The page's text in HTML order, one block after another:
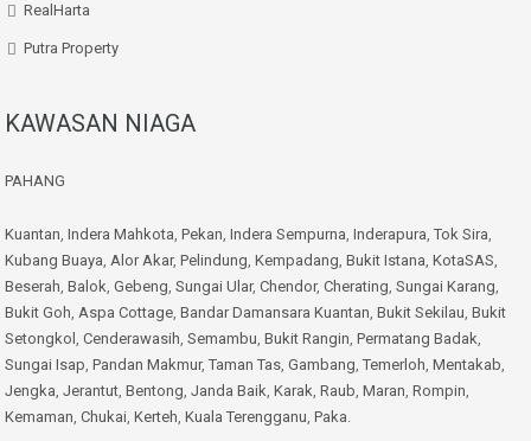
RealHarta
Putra Property
KAWASAN NIAGA
PAHANG
Kuantan, Indera Mahkota, Pekan, Indera Sempurna, Inderapura, Tok Sira,
Kubang Buaya, Alor Akar, Pelindung, Kempadang, Bukit Istana, KotaSAS,
Beserah, Balok, Gebeng, Sungai Ular, Chendor, Cherating, Sungai Karang,
Bukit Goh, Aspa Cottage, Bandar Damansara Kuantan, Bukit Sekilau, Bukit
Setongkol , Cenderawasih, Semambu, Bukit Rangin, Permatang Badak,
Sungai Isap, Pandan Makmur, Taman Tas, Gambang, Temerloh, Mentakab,
Jengka, Jerantut, Bentong, Janda Baik, Karak, Raub, Maran, Rompin,
Kemaman, Chukai, Kerteh, Kuala Terengganu, Paka.